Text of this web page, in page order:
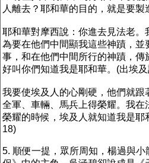
人離去？耶和華的目的，就是要製
耶和華對摩西說：你進去見法老。
為要在他們中間顯我這些神蹟，並
事，和在他們中間所行的神蹟，傳
好叫你們知道我是耶和華。(出埃
我要使埃及人的心剛硬，他們就跟
全軍、車輛、馬兵上得榮耀。我
榮耀的時候，埃及人就知道我是耶
18)
5. 順便一提，眾所周知，楊過與小